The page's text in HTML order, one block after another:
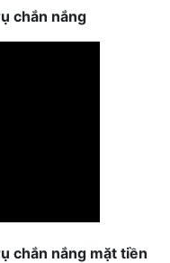
chắn nắng
chắn nắng mặt tiền